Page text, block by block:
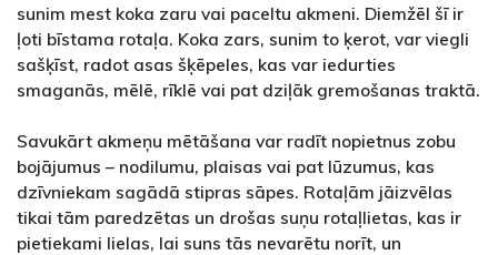
sunim mest koka zaru vai paceltu akmeni. Diemžēl šī ir
ļoti bīstama rotaļa. Koka zars, sunim to ķerot, var viegli
sašķīst, radot asas šķēpeles, kas var iedurties
smaganās, mēlē, rīklē vai pat dziļāk gremošanas traktā.
Savukārt akmeņu mētāšana var radīt nopietnus zobu
bojājumus – nodilumu, plaisas vai pat lūzumus, kas
dzīvniekam sagādā stipras sāpes. Rotaļām jāizvēlas
tikai tām paredzētas un drošas suņu rotaļlietas, kas ir
pietiekami lielas, lai suns tās nevarētu norīt, un